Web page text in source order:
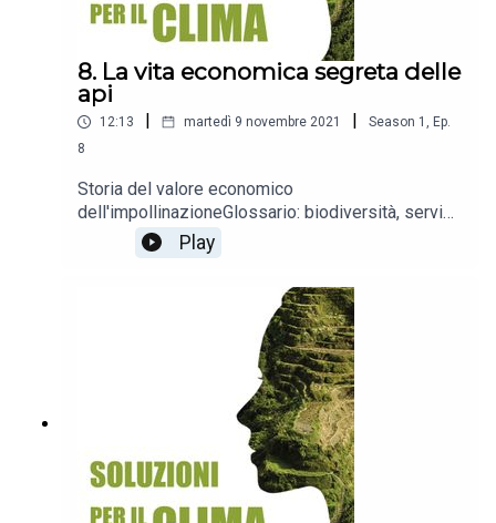
8. La vita economica segreta delle
api
12:13 | martedì 9 novembre 2021 | Season 1 , Ep.
8
Storia del valore economico
dell'impollinazioneGlossario: biodiversità, servizi
ecosistemici
Play